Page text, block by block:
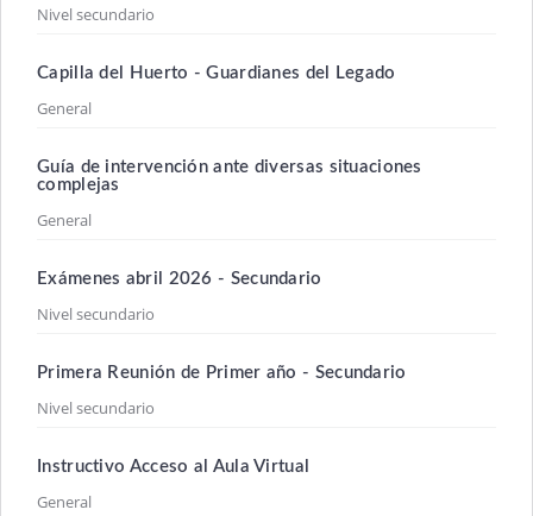
Nivel secundario
Capilla del Huerto - Guardianes del Legado
General
Guía de intervención ante diversas situaciones
complejas
General
Exámenes abril 2026 - Secundario
Nivel secundario
Primera Reunión de Primer año - Secundario
Nivel secundario
Instructivo Acceso al Aula Virtual
General